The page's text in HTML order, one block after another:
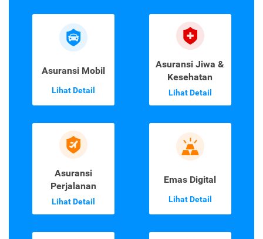
Asuransi Mobil
Lihat Detail
Asuransi Jiwa &
Kesehatan
Lihat Detail
Asuransi
Perjalanan
Lihat Detail
Emas Digital
Lihat Detail